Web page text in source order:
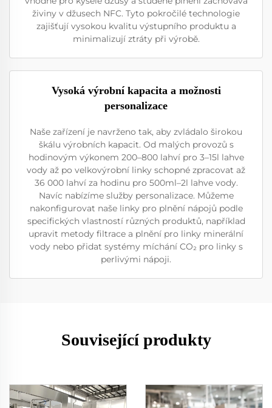
živiny v džusech NFC. Tyto pokročilé technologie
zajišťují vysokou kvalitu výstupního produktu a
minimalizují ztráty při výrobě.
Vysoká výrobní kapacita a možnosti
personalizace
Naše zařízení je navrženo tak, aby zvládalo širokou
škálu výrobních kapacit. Od malých provozů s
hodinovým výkonem 200–800 lahví pro 3–15l lahve
vody až po velkovýrobní linky schopné zpracovat až
36 000 lahví za hodinu pro 500ml–2l lahve vody.
Navíc nabízíme služby personalizace. Můžeme
nakonfigurovat naše linky pro plnění nápojů podle
specifických vlastností různých produktů, například
upravit metody filtrace a plnění pro linky minerální
vody nebo přidat systémy míchání CO₂ pro linky s
perlivými nápoji.
Související produkty